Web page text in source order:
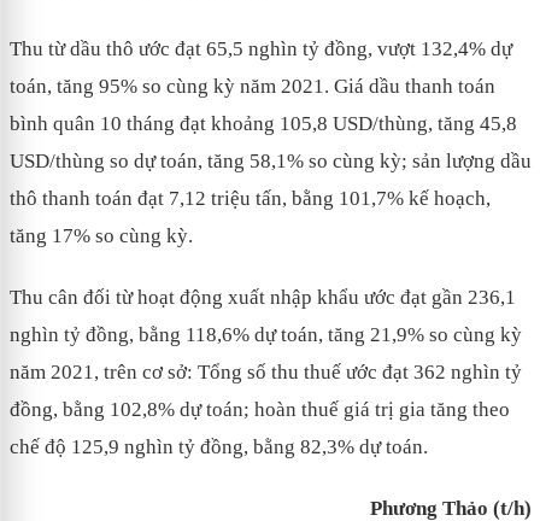
Thu từ dầu thô ước đạt 65,5 nghìn tỷ đồng, vượt 132,4% dự
toán, tăng 95% so cùng kỳ năm 2021. Giá dầu thanh toán
bình quân 10 tháng đạt khoảng 105,8 USD/thùng, tăng 45,8
USD/thùng so dự toán, tăng 58,1% so cùng kỳ; sản lượng dầu
thô thanh toán đạt 7,12 triệu tấn, bằng 101,7% kế hoạch,
tăng 17% so cùng kỳ.
Thu cân đối từ hoạt động xuất nhập khẩu ước đạt gần 236,1
nghìn tỷ đồng, bằng 118,6% dự toán, tăng 21,9% so cùng kỳ
năm 2021, trên cơ sở: Tổng số thu thuế ước đạt 362 nghìn tỷ
đồng, bằng 102,8% dự toán; hoàn thuế giá trị gia tăng theo
chế độ 125,9 nghìn tỷ đồng, bằng 82,3% dự toán.
Phương Thảo (t/h)